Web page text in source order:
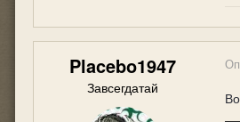
Placebo1947
Завсегдатай